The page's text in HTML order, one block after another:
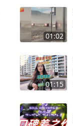
01:02
01:15